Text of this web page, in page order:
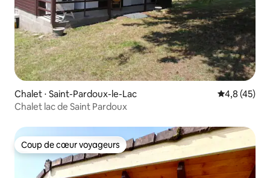
Chalet ⋅ Saint-Pardoux-le-Lac Évaluation
4,8 (45)
Chalet lac de Saint Pardoux
Coup de cœur voyageurs
Coup de cœur voyageurs